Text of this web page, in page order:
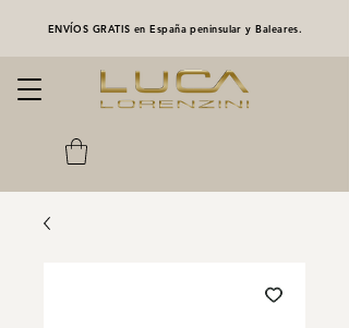
ENVÍOS GRATIS en España peninsular y Baleares.